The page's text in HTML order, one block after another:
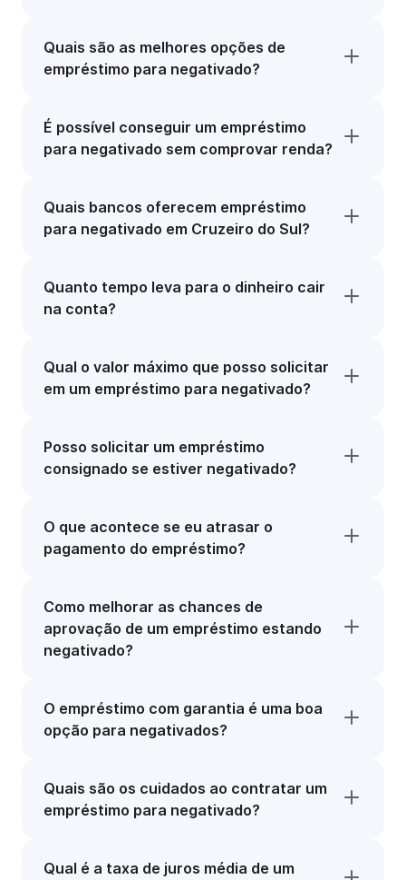
Quais são as melhores opções de
empréstimo para negativado?
É possível conseguir um empréstimo
para negativado sem comprovar renda?
Quais bancos oferecem empréstimo
para negativado em Cruzeiro do Sul?
Quanto tempo leva para o dinheiro cair
na conta?
Qual o valor máximo que posso solicitar
em um empréstimo para negativado?
Posso solicitar um empréstimo
consignado se estiver negativado?
O que acontece se eu atrasar o
pagamento do empréstimo?
Como melhorar as chances de
aprovação de um empréstimo estando
negativado?
O empréstimo com garantia é uma boa
opção para negativados?
Quais são os cuidados ao contratar um
empréstimo para negativado?
Qual é a taxa de juros média de um